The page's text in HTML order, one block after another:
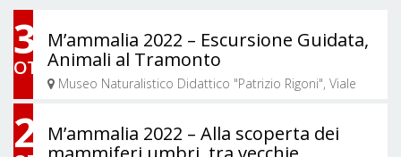
30
OTT
M’ammalia 2022 – Escursione Guidata,
Animali al Tramonto
Museo Naturalistico Didattico "Patrizio Rigoni", Viale
28M’ammalia 2022 – Alla scoperta dei